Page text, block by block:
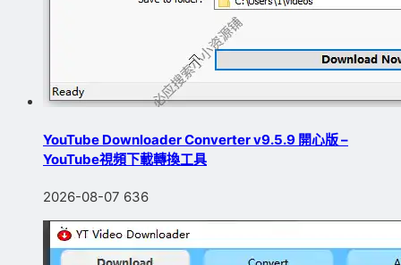
YouTube Downloader Converter v9.5.9 開心版 –
YouTube視頻下載轉換工具
2026-08-07 636